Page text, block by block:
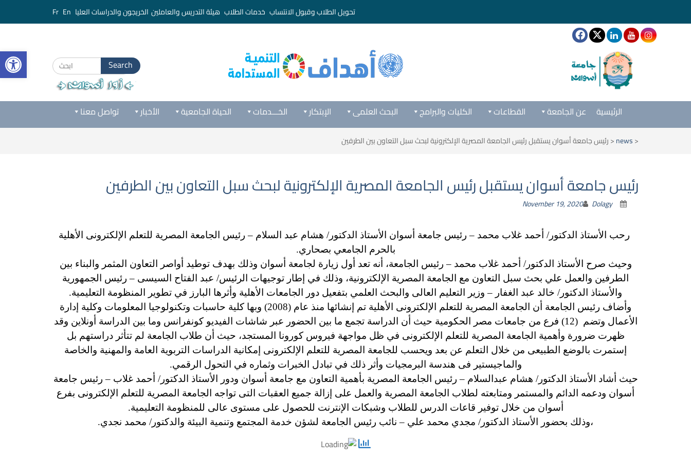
تحويل الطلاب وقبول الانتساب خدمات الطلاب هيئة التدريس والعاملين الخريجون والدراسات العليا
Search
for:
تواصل معنا الأخبار الحياة الجامعية الخـــدمات الإبتكار البحث العلمى الكليات والبرامج القطاعات عن الجامعة الرئيسية
<
news
<رئيس جامعة أسوان يستقبل رئيس الجامعة المصرية الإلكترونية لبحث سبل التعاون بين الطرفين
رئيس جامعة أسوان يستقبل رئيس الجامعة المصرية الإلكترونية لبحث سبل التعاون بين الطرفين
November 19, 2020 Dolagy
رحب الأستاذ الدكتور/ أحمد غلاب محمد – رئيس جامعة أسوان الأستاذ الدكتور/ هشام عبد السلام – رئيس الجامعة المصرية للتعلم الإلكترونى الأهلية
بالحرم الجامعي بصحاري.
وحيث صرح الأستاذ الدكتور/ أحمد غلاب محمد – رئيس الجامعة، أنه تعد أول زيارة لجامعة أسوان وذلك بهدف توطيد أواصر التعاون المثمر والبناء بين
الطرفين والعمل علي بحث سبل التعاون مع الجامعة المصرية الإلكترونية، وذلك في إطار توجيهات الرئيس/ عبد الفتاح السيسى – رئيس الجمهورية
والأستاذ الدكتور/ خالد عبد الغفار – وزير التعليم العالى والبحث العلمي بتفعيل دور الجامعات الأهلية وأثرها البارز في تطوير المنظومة التعليمية.
وأضاف رئيس الجامعة أن الجامعة المصرية للتعلم الإلكترونى الأهلية تم إنشائها منذ عام (2008) وبها كلية حاسبات وتكنولوجيا المعلومات وكلية إدارة
الأعمال وتضم (12) فرع من جامعات مصر الحكومية حيث أن الدراسة تجمع ما بين الحضور عبر شاشات الفيديو كونفرانس وما بين الدراسة أونلاين وقد
ظهرت ضرورة وأهمية الجامعة المصرية للتعلم الإلكترونى في ظل مواجهة فيروس كورونا المستجد، حيث أن طلاب الجامعة لم تتأثر دراستهم بل
إستمرت بالوضع الطبيعى من خلال التعلم عن بعد ويحسب للجامعة المصرية للتعلم الإلكترونى إمكانية الدراسات التربوية العامة والمهنية والخاصة
والماجيستير فى هندسة البرمجيات وأثر ذلك في تبادل الخبرات وثماره في التحول الرقمي.
حيث أشاد الأستاذ الدكتور/ هشام عبدالسلام – رئيس الجامعة المصرية بأهمية التعاون مع جامعة أسوان ودور الأستاذ الدكتور/ أحمد غلاب – رئيس جامعة
أسوان ودعمه الدائم والمستمر ومتابعته لطلاب الجامعة المصرية والعمل على إزالة جميع العقبات التى تواجه الجامعة المصرية للتعلم الإلكترونى بفرع
أسوان من خلال توفير قاعات الدرس للطلاب وشبكات الإنترنت للحصول على مستوى عالى للمنظومة التعليمية.
،وذلك بحضور الأستاذ الدكتور/ مجدي محمد علي – نائب رئيس الجامعة لشؤن خدمة المجتمع وتنمية البيئة والدكتور/ محمد نجدي.